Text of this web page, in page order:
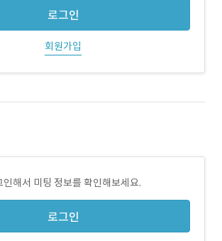
로그인
회원가입
인해서 미팅 정보를 확인해보세요.
로그인